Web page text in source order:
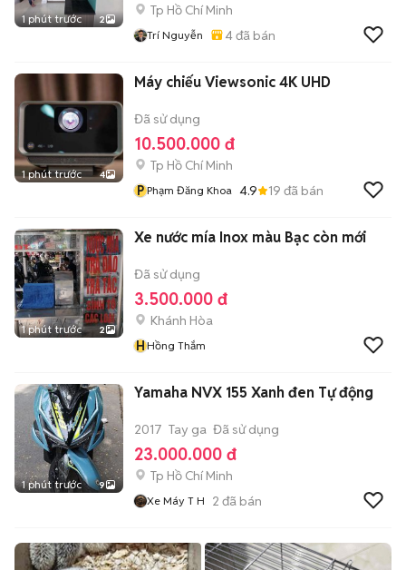
1 phút trước 2
Tp Hồ Chí Minh
Trí Nguyễn 4đã bán
1 phút trước 4
Máy chiếu Viewsonic 4K UHD
Đã sử dụng
10.500.000 đ
Tp Hồ Chí Minh
P Phạm Đăng Khoa 4.9 19 đã bán
1 phút trước 2
Xe nước mía Inox màu Bạc còn mới
Đã sử dụng
3.500.000 đ
Khánh Hòa
HHồng Thắm
1 phút trước 9
Yamaha NVX 155 Xanh đen Tự động
2017 Tay ga Đã sử dụng
23.000.000 đ
Tp Hồ Chí Minh
Xe Máy T H 2 đã bán